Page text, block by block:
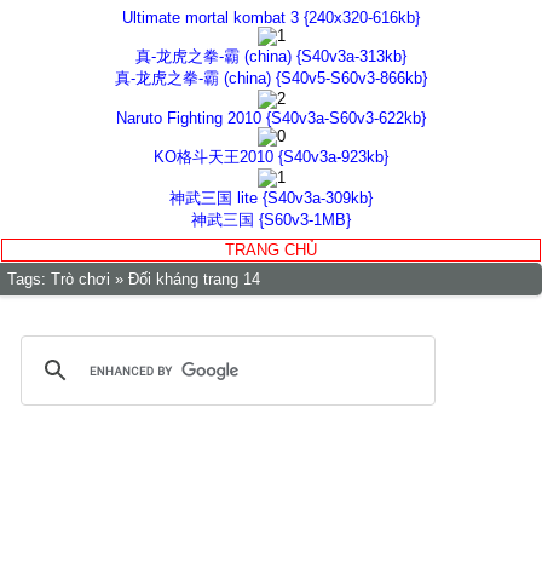
Ultimate mortal kombat 3 {240x320-616kb}
真-龙虎之拳-霸 (china) {S40v3a-313kb}
真-龙虎之拳-霸 (china) {S40v5-S60v3-866kb}
Naruto Fighting 2010 {S40v3a-S60v3-622kb}
KO格斗天王2010 {S40v3a-923kb}
神武三国 lite {S40v3a-309kb}
神武三国 {S60v3-1MB}
TRANG CHỦ
Tags: Trò chơi » Đối kháng trang 14